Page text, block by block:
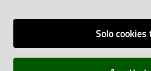
Vai alla pagina
Dichiarazione di accessibilità
Solo cookies